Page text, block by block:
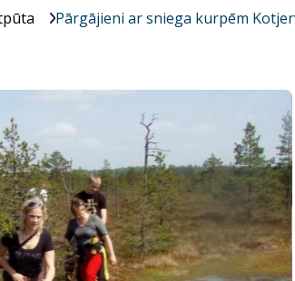
Pārgājieni ar sniega kurpēm